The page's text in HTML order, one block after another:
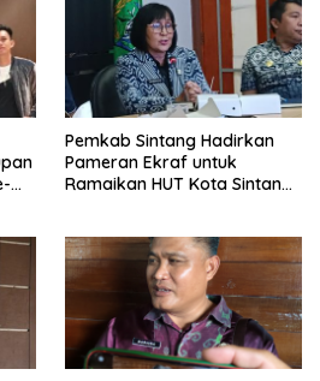
Pemkab Sintang Hadirkan
Pameran Ekraf untuk
Ramaikan HUT Kota Sintang